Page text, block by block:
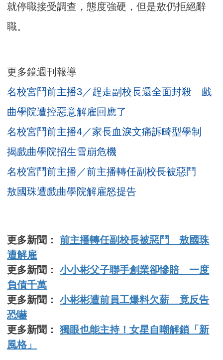
就停職接受調查，態度強硬，但是敖仍拒絕辭
職。
更多鏡週刊報導
名校宮鬥前主播3／趕走副校長還全面封殺 戲
曲學院遭控惡意解雇回應了
名校宮鬥前主播4／家長血淚文痛訴畸型學制
揭戲曲學院招生雪崩危機
名校宮鬥前主播／前主播轉任副校長被惡鬥
敖國珠遭戲曲學院解雇怒提告
更多新聞：前主播轉任副校長被惡鬥 敖國珠
遭解雇
更多新聞：小小彬父子聯手創業卻慘賠 一度
負債千萬
更多新聞：小彬彬遭前員工爆料欠薪 竟反告
恐嚇
更多新聞：獨眼也能主持！女星自嘲解鎖「新
風格」